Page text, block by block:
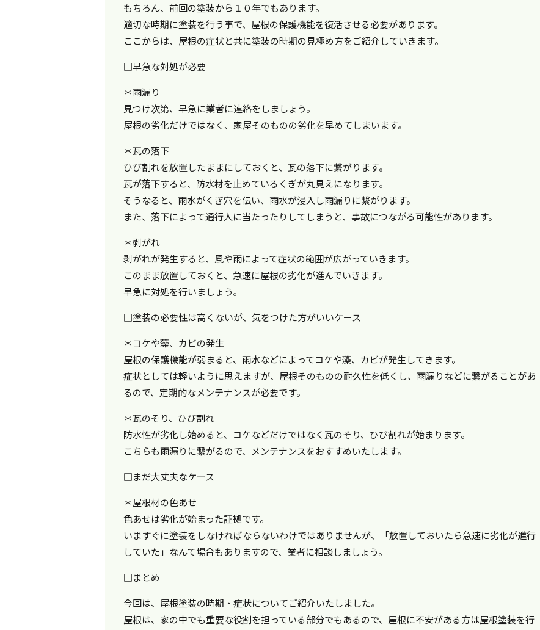
もちろん、前回の塗装から１０年でもあります。
適切な時期に塗装を行う事で、屋根の保護機能を復活させる必要があります。
ここからは、屋根の症状と共に塗装の時期の見極め方をご紹介していきます。
□早急な対処が必要
＊雨漏り
見つけ次第、早急に業者に連絡をしましょう。
屋根の劣化だけではなく、家屋そのものの劣化を早めてしまいます。
＊瓦の落下
ひび割れを放置したままにしておくと、瓦の落下に繋がります。
瓦が落下すると、防水材を止めているくぎが丸見えになります。
そうなると、雨水がくぎ穴を伝い、雨水が浸入し雨漏りに繋がります。
また、落下によって通行人に当たったりしてしまうと、事故につながる可能性があります。
＊剥がれ
剥がれが発生すると、風や雨によって症状の範囲が広がっていきます。
このまま放置しておくと、急速に屋根の劣化が進んでいきます。
早急に対処を行いましょう。
□塗装の必要性は高くないが、気をつけた方がいいケース
＊コケや藻、カビの発生
屋根の保護機能が弱まると、雨水などによってコケや藻、カビが発生してきます。
症状としては軽いように思えますが、屋根そのものの耐久性を低くし、雨漏りなどに繋がることがあ
るので、定期的なメンテナンスが必要です。
＊瓦のそり、ひび割れ
防水性が劣化し始めると、コケなどだけではなく瓦のそり、ひび割れが始まります。
こちらも雨漏りに繋がるので、メンテナンスをおすすめいたします。
□まだ大丈夫なケース
＊屋根材の色あせ
色あせは劣化が始まった証拠です。
いますぐに塗装をしなければならないわけではありませんが、「放置しておいたら急速に劣化が進行
していた」なんて場合もありますので、業者に相談しましょう。
□まとめ
今回は、屋根塗装の時期・症状についてご紹介いたしました。
屋根は、家の中でも重要な役割を担っている部分でもあるので、屋根に不安がある方は屋根塗装を行